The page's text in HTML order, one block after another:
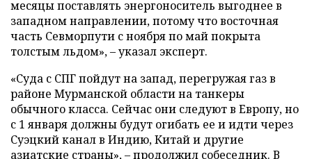
месяцы поставлять энергоноситель выгоднее в
западном направлении, потому что восточная
часть Севморпути с ноября по май покрыта
толстым льдом», – указал эксперт.
«Суда с СПГ пойдут на запад, перегружая газ в
районе Мурманской области на танкеры
обычного класса. Сейчас они следуют в Европу, но
с 1 января должны будут огибать ее и идти через
Суэцкий канал в Индию, Китай и другие
азиатские страны», – продолжил собеседник. В